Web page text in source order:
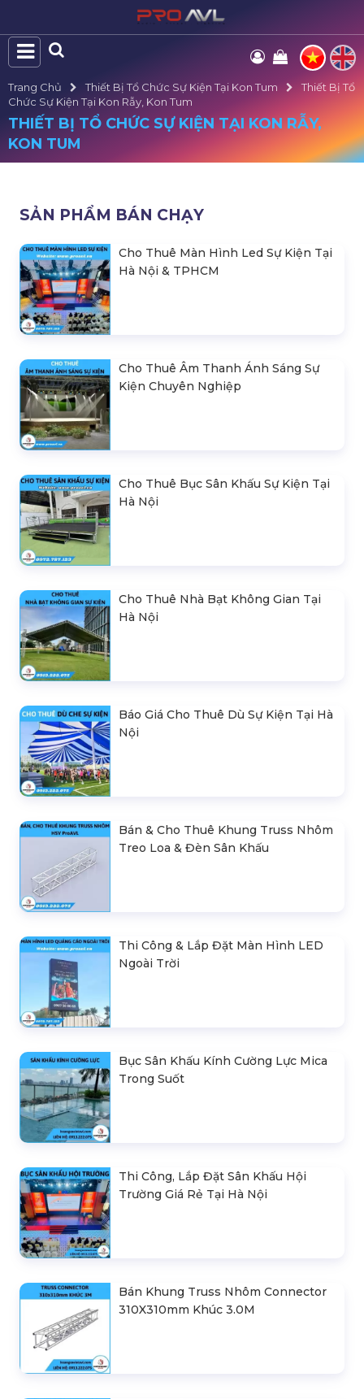
Trang Chủ Thiết Bị Tổ Chức Sự Kiện Tại Kon Tum
Thiết Bị Tổ
Chức Sự Kiện Tại Kon Rẫy, Kon Tum
THIẾT BỊ TỔ CHỨC SỰ KIỆN TẠI KON RẪY,
KON TUM
SẢN PHẨM BÁN CHẠY
Cho Thuê Màn Hình Led Sự Kiện Tại
Hà Nội & TPHCM
Cho Thuê Âm Thanh Ánh Sáng Sự
Kiện Chuyên Nghiệp
Cho Thuê Bục Sân Khấu Sự Kiện Tại
Hà Nội
Cho Thuê Nhà Bạt Không Gian Tại
Hà Nội
Báo Giá Cho Thuê Dù Sự Kiện Tại Hà
Nội
Bán & Cho Thuê Khung Truss Nhôm
Treo Loa & Đèn Sân Khấu
Thi Công & Lắp Đặt Màn Hình LED
Ngoài Trời
Bục Sân Khấu Kính Cường Lực Mica
Trong Suốt
Thi Công, Lắp Đặt Sân Khấu Hội
Trường Giá Rẻ Tại Hà Nội
Bán Khung Truss Nhôm Connector
310X310mm Khúc 3.0M